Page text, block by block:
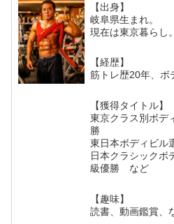
【出身】
岐阜県生まれ。
現在は東京暮らし。
【経歴】
筋トレ歴20年、ボ
【獲得タイトル】
東京クラス別ボデ
勝
東日本ボディビル
日本クラシックボ
級優勝 など
【趣味】
読書、動画鑑賞、